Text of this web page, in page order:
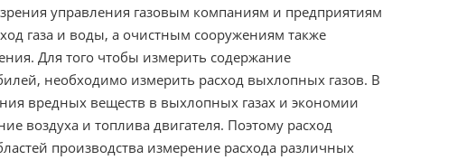
управления газовым компаниям и предприятиям
газа и воды, а очистным сооружениям также
Для того чтобы измерить содержание
необходимо измерить расход выхлопных газов. В
вредных веществ в выхлопных газах и экономии
воздуха и топлива двигателя. Поэтому расход
производства измерение расхода различных